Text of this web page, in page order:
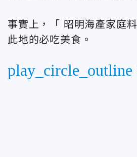
事實上，「 昭明海產家庭
此地的必吃美食。
play_circle_outline